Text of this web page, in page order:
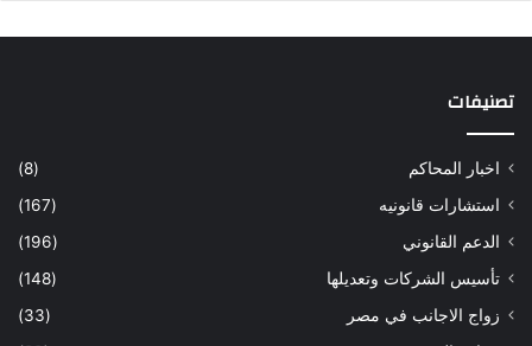
تصنيفات
اخبار المحاكم
(8)
استشارات قانونيه
(167)
الدعم القانوني
(196)
تأسيس الشركات وتعديلها
(148)
زواج الاجانب في مصر
(33)